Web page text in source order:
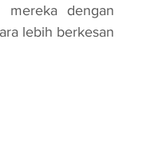
mereka dengan
lebih berkesan